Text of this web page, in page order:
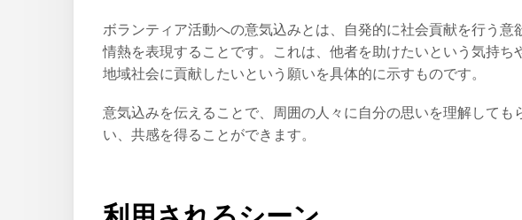
ボランティア活動への意気込みとは、自発的に社会貢献を行う意
情熱を表現することです。これは、他者を助けたいという気持ち
地域社会に貢献したいという願いを具体的に示すものです。
意気込みを伝えることで、周囲の人々に自分の思いを理解しても
い、共感を得ることができます。